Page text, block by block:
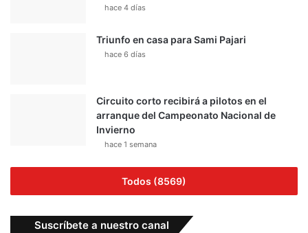
hace 4 días
Triunfo en casa para Sami Pajari
hace 6 días
Circuito corto recibirá a pilotos en el
arranque del Campeonato Nacional de
Invierno
hace 1 semana
Todos (8569)
Suscríbete a nuestro canal